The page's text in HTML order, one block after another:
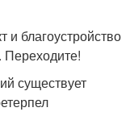
и благоустройство
Переходите!
существует